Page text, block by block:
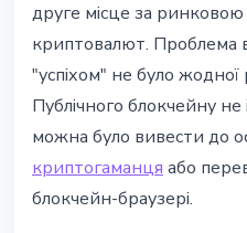
друге місце за ринковою
криптовалют. Проблема
"успіхом" не було жодної
Публічного блокчейну
можна було вивести до
криптогаманця або
блокчейн-браузері.